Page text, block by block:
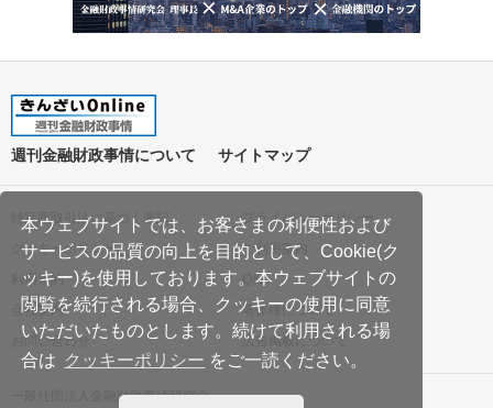
本ウェブサイトでは、お客さまの利便性および
サービスの品質の向上を目的として、Cookie(ク
ッキー)を使用しております。本ウェブサイトの
閲覧を続行される場合、クッキーの使用に同意
いただいたものとします。続けて利用される場
合は クッキーポリシー をご一読ください。
週刊金融財政事情について サイトマップ
特定商取引法に基づく表記
プライバシーポリシー
クッキーポリシー
ご利用案内
利用規約
Q&A
会社案内
著作権について
お問い合わせ
広告掲載について
一般社団法人金融財政事情研究会